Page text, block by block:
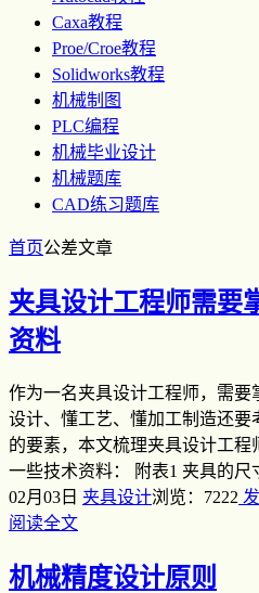
Caxa教程
Proe/Croe教程
Solidworks教程
机械制图
PLC编程
机械毕业设计
机械题库
CAD练习题库
首页公差文章
夹具设计工程师需要
资料
作为一名夹具设计工程师，需
设计、懂工艺、懂加工制造还
的要素，本文梳理夹具设计工
一些技术资料： 附表1 夹具的尺
02月03日 夹具设计浏览：7222
阅读全文
机械精度设计原则